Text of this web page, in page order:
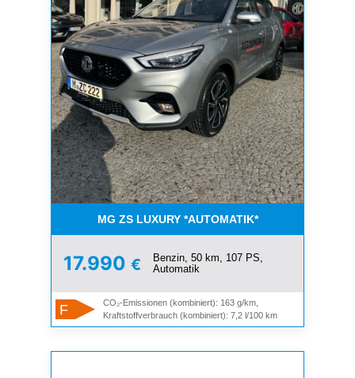
MG ZS LUXURY *AUTOMATIK*
17.990 €
Benzin, 50 km, 107 PS,
Automatik
F
CO₂-Emissionen (kombiniert): 163 g/km,
Kraftstoffverbrauch (kombiniert): 7,2 l/100 km